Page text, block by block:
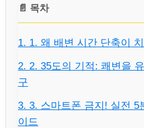
📄 목차
1. 1. 왜 배변 시간 단축이
2. 2. 35도의 기적: 쾌변을
구
3. 3. 스마트폰 금지! 실전 5
이드